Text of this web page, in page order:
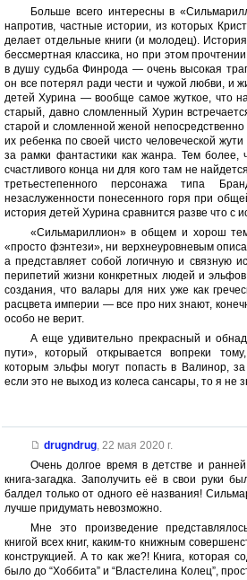
Больше всего интересны в
напротив, частные истории, из которых
делает отдельные книги (и молодец).
бессмертная классика, но при этом
в душу судьба Финрода — очень высокая
он все потерял ради чести и чужой любви, и
детей Хурина — вообще самое жуткое, что
старый, давно сломленный Хурин
старой и сломленной женой непосредственно
их ребенка по своей чисто человеческой
за рамки фантастики как жанра. Тем более,
счастливого конца ни для кого там не
третьестепенного персонажа типа
незаслуженности понесенного горя при
история детей Хурина сравнится разве что с
«Сильмариллион» в общем и хорош
«просто фэнтези», ни верхнеуровневым
а представляет собой логичную и связную
перипетий жизни конкретных людей и
создания, что валары для них уже как
расцвета империи — все про них знают,
особо не верит.
А еще удивительно прекрасный и
пути», который открывается вопреки
которым эльфы могут попасть в Валинор,
если это не выход из колеса сансары, то я не
drugndrug, 22 мая 2020 г.
Очень долгое время в детстве и
книга-загадка. Заполучить её в свои руки
балдел только от одного её названия!
лучше придумать невозможно.
Мне это произведение
книгой всех книг, каким-то книжным
конструкцией. А то как же?! Книга, которая
было до “Хоббита” и “Властелина Колец”,